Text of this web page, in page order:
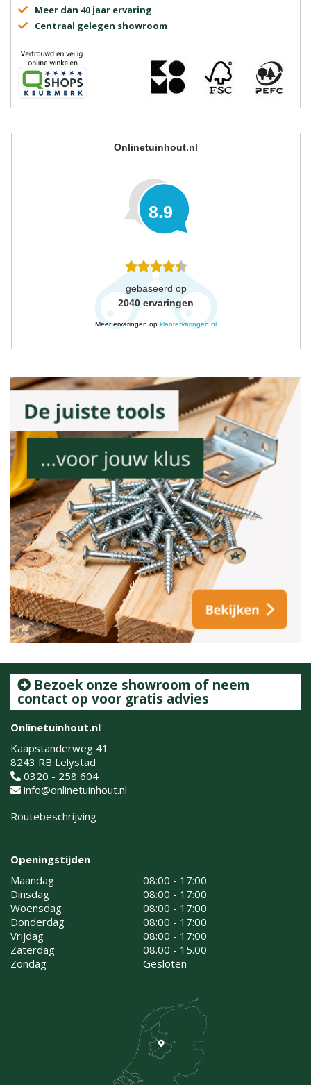
Meer dan 40 jaar ervaring
Centraal gelegen showroom
Onlinetuinhout.nl
8.9
gebaseerd op
2040 ervaringen
Meer ervaringen op klantervaringen.nl
Bezoek onze showroom of neem
contact op voor gratis advies
Onlinetuinhout.nl
Kaapstanderweg 41
8243 RB Lelystad
0320 - 258 604
info@onlinetuinhout.nl
Routebeschrijving
Openingstijden
Maandag
08:00 - 17:00
Dinsdag
08:00 - 17:00
Woensdag
08:00 - 17:00
Donderdag
08:00 - 17:00
Vrijdag
08:00 - 17:00
Zaterdag
08.00 - 15.00
Zondag
Gesloten